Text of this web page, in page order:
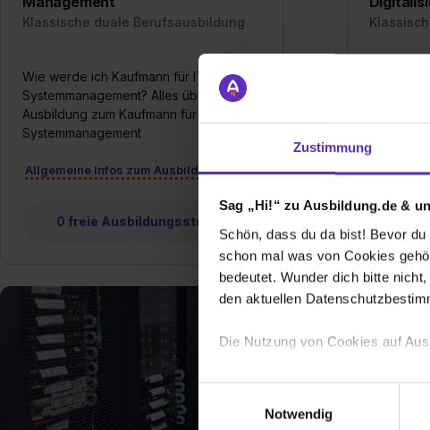
Zustimmung
Sag „Hi!“ zu Ausbildung.de &
Schön, dass du da bist! Bevor
schon mal was von Cookies
bedeutet. Wunder dich bitte
den aktuellen
Die Nutzung von Cookies auf
Wir verwenden Cookies zur
Webseite getroffenen
Notwendig
Klassische duale Berufsausbildung
Wie werde ich Kaufmann für IT-
Systemmanagement? Alles über die
Ausbildung zum Kaufmann für IT-
Systemmanagement
Allgemeine Infos zum Ausbildungsberuf
0 freie Ausbildungsstellen